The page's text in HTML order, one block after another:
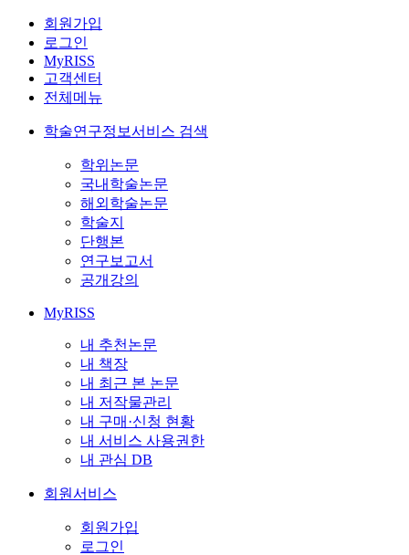
회원가입
로그인
MyRISS
고객센터
전체메뉴
학술연구정보서비스 검색
학위논문
국내학술논문
해외학술논문
학술지
단행본
연구보고서
공개강의
MyRISS
내 추천논문
내 책장
내 최근 본 논문
내 저작물관리
내 구매·신청 현황
내 서비스 사용권한
내 관심 DB
회원서비스
회원가입
로그인